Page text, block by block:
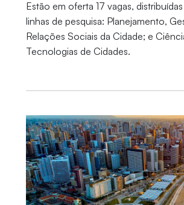
Estão em oferta 17 vagas,
linhas de pesquisa: Planejamento,
Relações Sociais da Cidade; e
Tecnologias de Cidades.